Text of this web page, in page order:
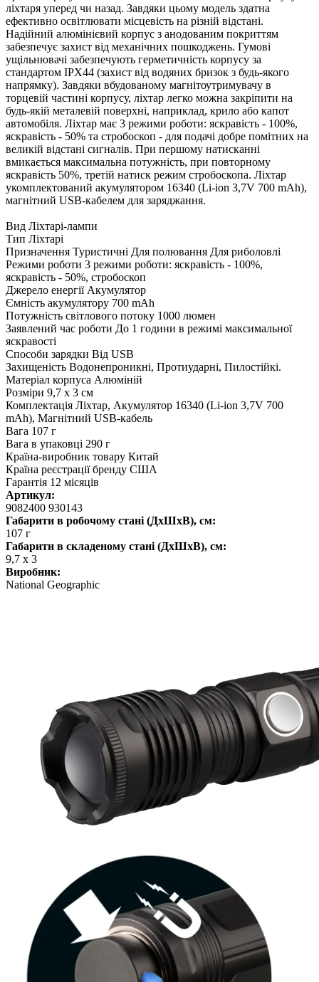
ліхтаря уперед чи назад. Завдяки цьому модель здатна
ефективно освітлювати місцевість на різній відстані.
Надійний алюмінієвий корпус з анодованим покриттям
забезпечує захист від механічних пошкоджень. Гумові
ущільнювачі забезпечують герметичність корпусу за
стандартом IPX44 (захист від водяних бризок з будь-якого
напрямку). Завдяки вбудованому магнітоутримувачу в
торцевій частині корпусу, ліхтар легко можна закріпити на
будь-якій металевій поверхні, наприклад, крило або капот
автомобіля. Ліхтар має 3 режими роботи: яскравість - 100%,
яскравість - 50% та стробоскоп - для подачі добре помітних на
великій відстані сигналів. При першому натисканні
вмикається максимальна потужність, при повторному
яскравість 50%, третій натиск режим стробоскопа. Ліхтар
укомплектований акумулятором 16340 (Li-ion 3,7V 700 mAh),
магнітний USB-кабелем для заряджання.
Вид Ліхтарі-лампи
Тип Ліхтарі
Призначення Туристичні Для полювання Для риболовлі
Режими роботи 3 режими роботи: яскравість - 100%,
яскравість - 50%, стробоскоп
Джерело енергії Акумулятор
Ємність акумулятору 700 mAh
Потужність світлового потоку 1000 люмен
Заявлений час роботи До 1 години в режимі максимальної
яскравості
Способи зарядки Від USB
Захищеність Водонепроникні, Протиударні, Пилостійкі.
Матеріал корпуса Алюміній
Розміри 9,7 x 3 см
Комплектація Ліхтар, Акумулятор 16340 (Li-ion 3,7V 700
mAh), Магнітний USB-кабель
Вага 107 г
Вага в упаковці 290 г
Країна-виробник товару Китай
Країна реєстрації бренду США
Гарантія 12 місяців
Артикул:
9082400 930143
Габарити в робочому стані (ДхШхВ), см:
107 г
Габарити в складеному стані (ДхШхВ), см:
9,7 x 3
Виробник:
National Geographic